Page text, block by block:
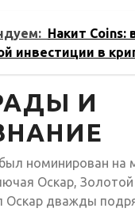
Накит Coins:
инвестиции в
И
номинирован на
Оскар, Золотой
Оскар дважды